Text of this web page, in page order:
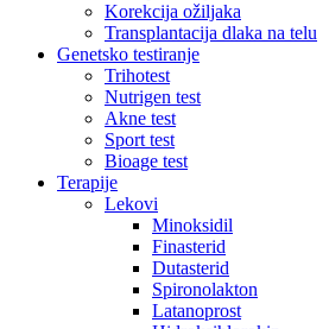
Korekcija ožiljaka
Transplantacija dlaka na telu
Genetsko testiranje
Trihotest
Nutrigen test
Akne test
Sport test
Bioage test
Terapije
Lekovi
Minoksidil
Finasterid
Dutasterid
Spironolakton
Latanoprost